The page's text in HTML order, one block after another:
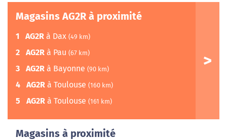
Magasins AG2R à proximité
1 AG2R à Dax (49 km)
2 AG2R à Pau (67 km)
3 AG2R à Bayonne (90 km)
4 AG2R à Toulouse (160 km)
5 AG2R à Toulouse (161 km)
Magasins à proximité